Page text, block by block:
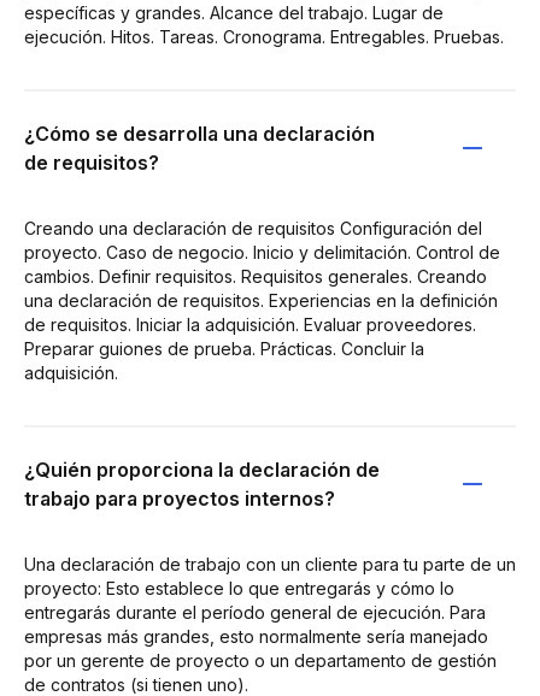
específicas y grandes. Alcance del trabajo. Lugar de
ejecución. Hitos. Tareas. Cronograma. Entregables. Pruebas.
¿Cómo se desarrolla una declaración
de requisitos?
Creando una declaración de requisitos Configuración del
proyecto. Caso de negocio. Inicio y delimitación. Control de
cambios. Definir requisitos. Requisitos generales. Creando
una declaración de requisitos. Experiencias en la definición
de requisitos. Iniciar la adquisición. Evaluar proveedores.
Preparar guiones de prueba. Prácticas. Concluir la
adquisición.
¿Quién proporciona la declaración de
trabajo para proyectos internos?
Una declaración de trabajo con un cliente para tu parte de un
proyecto: Esto establece lo que entregarás y cómo lo
entregarás durante el período general de ejecución. Para
empresas más grandes, esto normalmente sería manejado
por un gerente de proyecto o un departamento de gestión
de contratos (si tienen uno).